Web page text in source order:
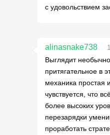
с удовольствием
alinasnake738
Выглядит
притягательное в
механика простая
чувствуется, что
более высоких
перезарядки
проработать